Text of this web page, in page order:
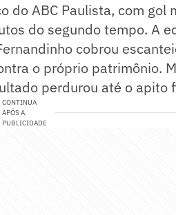
do ABC Paulista, com gol
do segundo tempo. A
cobrou
o próprio patrimônio.
perdurou até o apito
CONTINUA
APÓS A
PUBLICIDADE